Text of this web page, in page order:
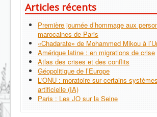
Articles récents
Première journée d’hommage aux
marocaines de Paris
«Chadarate» de Mohammed Mikou à
Amérique latine : en migrations de crise
Atlas des crises et des conflits
Géopolitique de l’Europe
L'ONU : moratoire sur certains
artificielle (IA)
Paris : Les JO sur la Seine